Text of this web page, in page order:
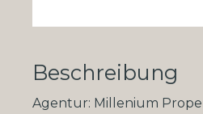
Beschreibung
Agentur: Millenium